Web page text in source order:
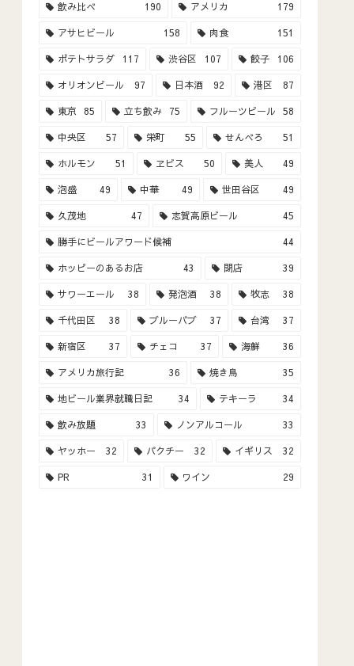
飲み比べ 190 アメリカ 179
アサヒビール 158 肉食 151
ポテトサラダ 117 渋谷区 107 餃子 106
オリオンビール 97 日本酒 92 港区 87
東京 85 立ち飲み 75 フルーツビール 58
中央区 57 栄町 55 せんべろ 51
ホルモン 51 ヱビス 50 美人 49
泡盛 49 中華 49 世田谷区 49
久茂地 47 志賀高原ビール 45
勝手にビールアワード候補 44
ホッピーのあるお店 43 閉店 39
サワーエール 38 発泡酒 38 牧志 38
千代田区 38 ブルーパブ 37 台湾 37
新宿区 37 チェコ 37 海鮮 36
アメリカ旅行記 36 焼き鳥 35
地ビール業界就職日記 34 テキーラ 34
飲み放題 33 ノンアルコール 33
ヤッホー 32 パクチー 32 イギリス 32
PR 31 ワイン 29